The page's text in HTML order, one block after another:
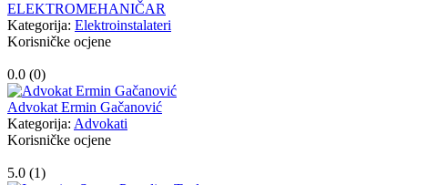
ELEKTROMEHANIČAR
Kategorija: Elektroinstalateri
Korisničke ocjene
0.0 (0)
Advokat Ermin Gačanović
Kategorija: Advokati
Korisničke ocjene
5.0 (1)